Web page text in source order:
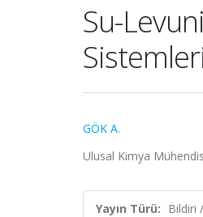
Su-
GÖK A.
Ulusal Kimya
Yayın Türü: Bildiri